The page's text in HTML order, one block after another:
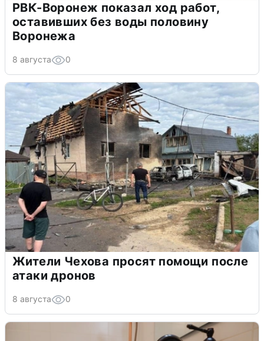
РВК-Воронеж показал ход работ,
оставивших без воды половину
Воронежа
8 августа 0
Жители Чехова просят помощи после
атаки дронов
8 августа 0